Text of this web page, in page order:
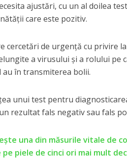
ajustări, cu un al doilea
care este pozitiv.
cercetări de urgență cu privire
a virusului și a rolului pe
au în transmiterea bolii.
unui test pentru
rezultat fals negativ sau fals
una din măsurile vitale de
piele de cinci ori mai mult